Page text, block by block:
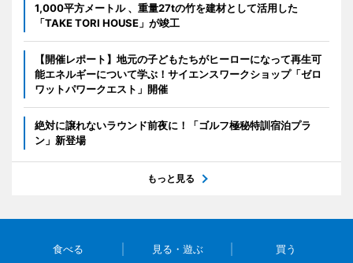
1,000平方メートル 、重量27tの竹を建材として活用した
「TAKE TORI HOUSE」が竣工
【開催レポート】地元の子どもたちがヒーローになって再生可
能エネルギーについて学ぶ！サイエンスワークショップ「ゼロ
ワットパワークエスト」開催
絶対に譲れないラウンド前夜に！「ゴルフ極秘特訓宿泊プラ
ン」新登場
もっと見る
食べる 見る・遊ぶ 買う